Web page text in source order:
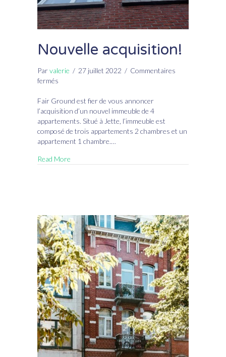
Nouvelle acquisition!
Parvalerie / 27 juillet 2022 / Commentaires
fermés
acquisition!
Fair Ground est fier de vous annoncer
l’acquisition d’un nouvel immeuble de 4
appartements. Situé à Jette, l’immeuble est
composé de trois appartements 2 chambres et un
appartement 1 chambre.…
Read More